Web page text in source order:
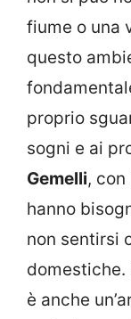
fiume o una
questo
proprio
sogni e ai
Gemelli,
hanno
non sentirsi
domestiche.
è anche